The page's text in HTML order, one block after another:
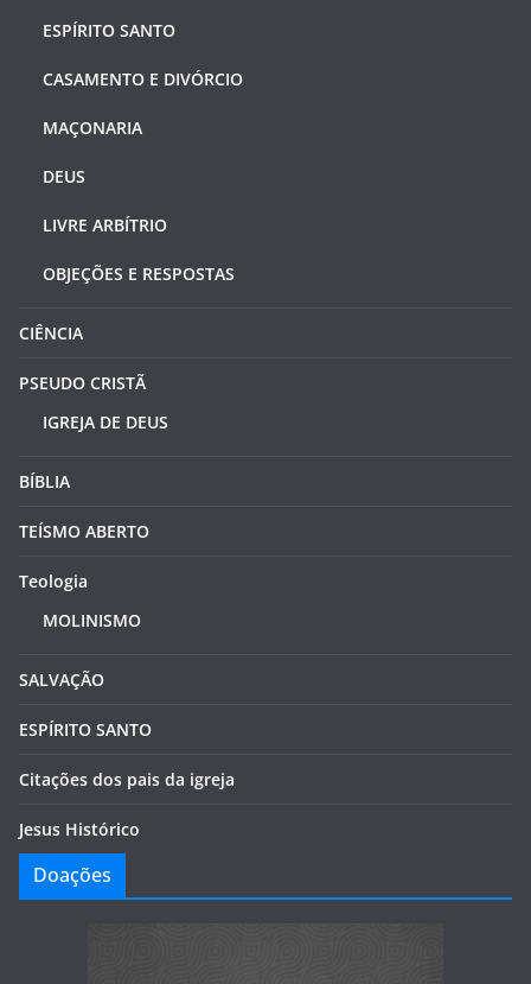
ESPÍRITO SANTO
CASAMENTO E DIVÓRCIO
MAÇONARIA
DEUS
LIVRE ARBÍTRIO
OBJEÇÕES E RESPOSTAS
CIÊNCIA
PSEUDO CRISTÃ
IGREJA DE DEUS
BÍBLIA
TEÍSMO ABERTO
Teologia
MOLINISMO
SALVAÇÃO
ESPÍRITO SANTO
Citações dos pais da igreja
Jesus Histórico
Doações